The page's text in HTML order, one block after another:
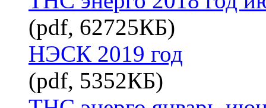
(pdf, 62725КБ)
НЭСК 2019 год
(pdf, 5352КБ)